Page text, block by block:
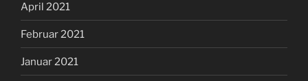
April 2021
Februar 2021
Januar 2021